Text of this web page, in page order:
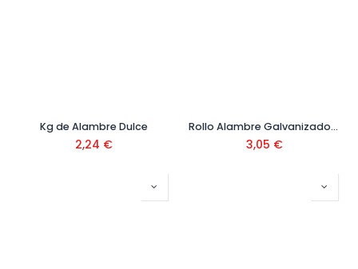
Kg de Alambre Dulce
2,24 €
Rollo Alambre Galvanizado 1 Kg
3,05 €